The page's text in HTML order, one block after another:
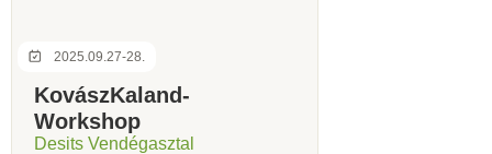
2025.09.27-28.
KovászKaland-
Workshop
Desits Vendégasztal